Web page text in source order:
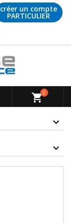
créer un compte
PARTICULIER
shopping_cart0